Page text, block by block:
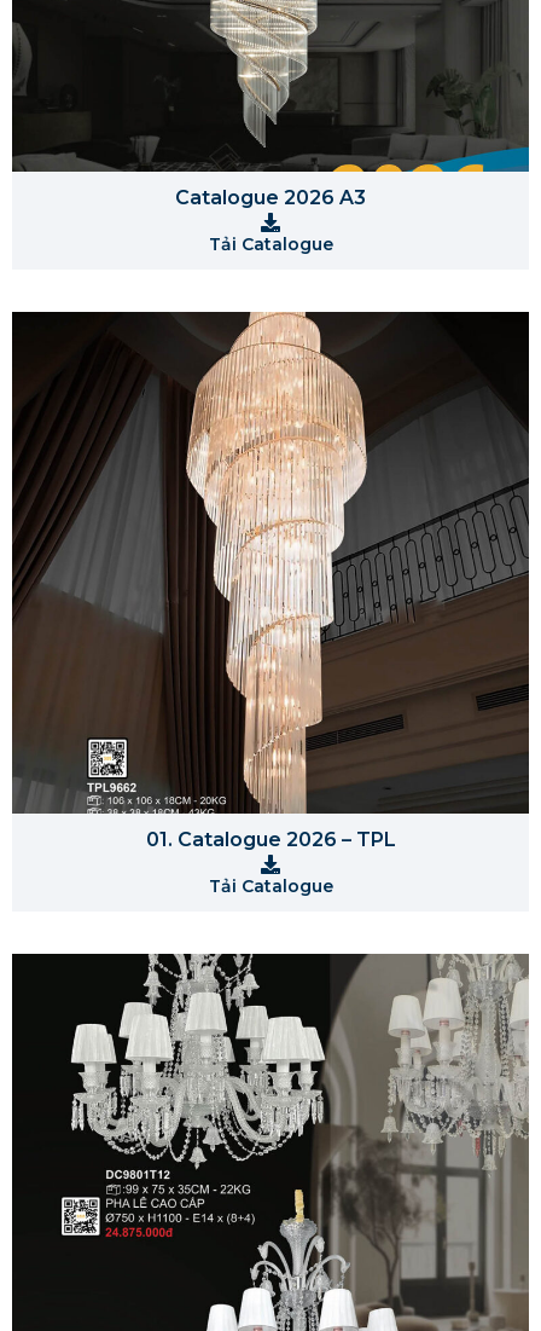
Catalogue 2026 A3
Tải Catalogue
01. Catalogue 2026 – TPL
Tải Catalogue